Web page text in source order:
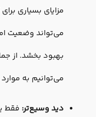
مزایای بسیاری
می‌تواند وضعیت
بهبود بخشد. از
می‌توانیم به
دید وسیع‌تر: فقط